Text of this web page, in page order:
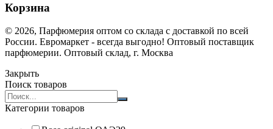
Корзина
© 2026, Парфюмерия оптом со склада с доставкой по всей
России. Евромаркет - всегда выгодно! Оптовый поставщик
парфюмерии. Оптовый склад, г. Москва
Закрыть
Поиск товаров
Search
products:
Категории товаров